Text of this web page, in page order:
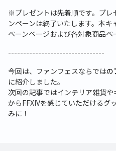
※プレゼントは先着順です。プレ
ンペーンは終了いたします。本
ペーンページおよび各対象商品ペ
--------------------------------
今回は、ファンフェスならではの
に紹介しました。
次回の記事ではインテリア雑貨
からFFXIVを感じていただけるグ
みに！